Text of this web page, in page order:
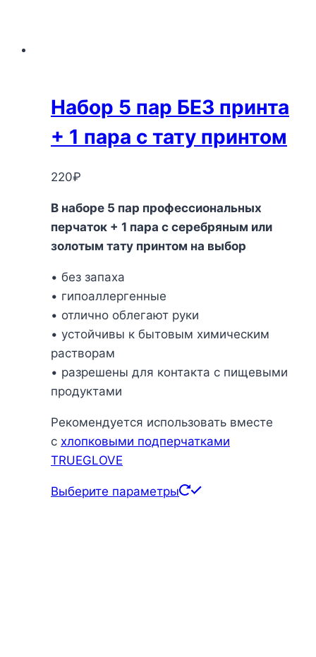
Набор 5 пар БЕЗ принта
+ 1 пара с тату принтом
220₽
В наборе 5 пар профессиональных
перчаток + 1 пара с серебряным или
золотым тату принтом на выбор
• без запаха
• гипоаллергенные
• отлично облегают руки
• устойчивы к бытовым химическим
растворам
• разрешены для контакта с пищевыми
продуктами
Рекомендуется использовать вместе
с хлопковыми подперчатками
TRUEGLOVE
Выберите параметры
Этот